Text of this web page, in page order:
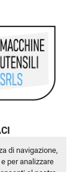
di navigazione,
per analizzare